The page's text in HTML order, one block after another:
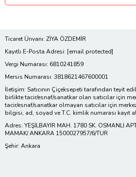
Ticaret Ünvanı: ZİYA ÖZDEMİR
Kayıtlı E-Posta Adresi: [email protected]
Vergi Numarası: 6810241859
Mersis Numarası: 3818621467600001
İletişim: Satıcının Çiçeksepeti tarafından teyit
birlikte tacir/esnaf/sanatkar olan satıcılar için
tacir/esnaf/sanatkar olmayan satıcılar için
bilgisi, ad, soyad ve T.C. kimlik numarası kayıt
Adres: YEŞİLBAYIR MAH. 1780 SK. OSMANLI
MAMAK/ ANKARA 1500027957/6/TUR
Şehir: Ankara